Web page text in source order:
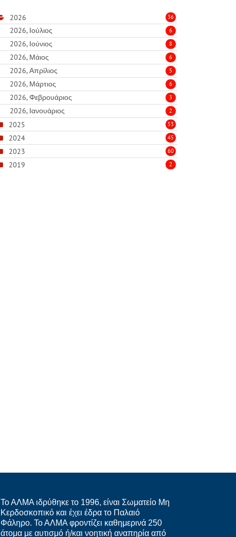
2026 36
2026, Ιούλιος 6
2026, Ιούνιος 8
2026, Μάιος 6
2026, Απρίλιος 5
2026, Μάρτιος 6
2026, Φεβρουάριος 3
2026, Ιανουάριος 2
2025 53
2024 45
2023 60
2019 2
Το ΑΛΜΑ ιδρύθηκε το 1996, είναι Σωματείο Μη
Κερδοσκοπικό και έχει έδρα το Παλαιό
Φάληρο. Το ΑΛΜΑ φροντίζει καθημερινά 250
άτομα με αυτισμό ή/και νοητική αναπηρία από